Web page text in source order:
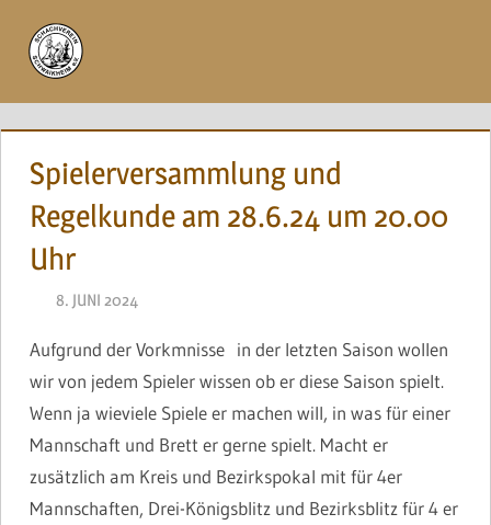
Inhalt
springen
Spielerversammlung und
Regelkunde am 28.6.24 um 20.00
Uhr
8. JUNI 2024
Aufgrund der Vorkmnisse in der letzten Saison wollen
wir von jedem Spieler wissen ob er diese Saison spielt.
Wenn ja wieviele Spiele er machen will, in was für einer
Mannschaft und Brett er gerne spielt. Macht er
zusätzlich am Kreis und Bezirkspokal mit für 4er
Mannschaften, Drei-Königsblitz und Bezirksblitz für 4 er